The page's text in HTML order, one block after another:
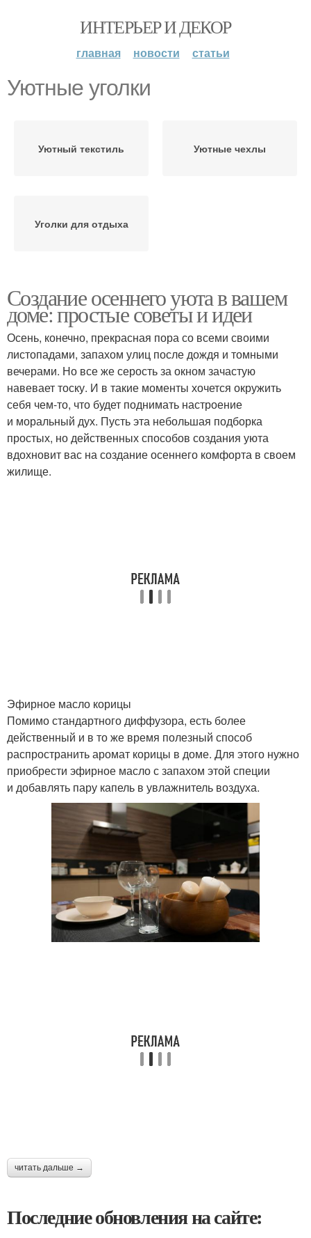
ИНТЕРЬЕР И ДЕКОР
главная новости статьи
Уютные уголки
Уютный текстиль Уютные чехлы
Уголки для отдыха
Создание осеннего уюта в вашем
доме: простые советы и идеи
Осень, конечно, прекрасная пора со всеми своими
листопадами, запахом улиц после дождя и томными
вечерами. Но все же серость за окном зачастую
навевает тоску. И в такие моменты хочется окружить
себя чем-то, что будет поднимать настроение
и моральный дух. Пусть эта небольшая подборка
простых, но действенных способов создания уюта
вдохновит вас на создание осеннего комфорта в своем
жилище.
Эфирное масло корицы
Помимо стандартного диффузора, есть более
действенный и в то же время полезный способ
распространить аромат корицы в доме. Для этого нужно
приобрести эфирное масло с запахом этой специи
и добавлять пару капель в увлажнитель воздуха.
читать дальше →
Последние обновления на сайте: